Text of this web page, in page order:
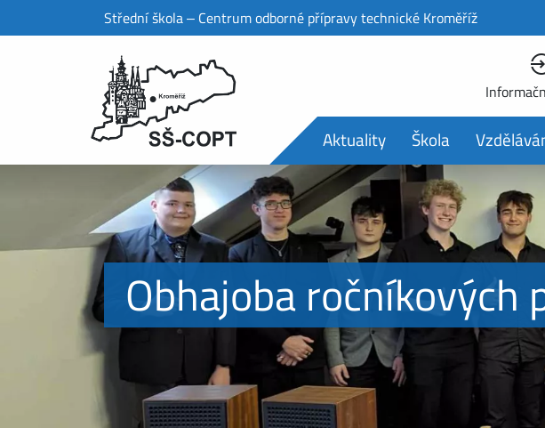
Střední škola ‒ Centrum odborné přípravy technické Kroměříž
Aktuality Škola
Obhajoba ročníkových